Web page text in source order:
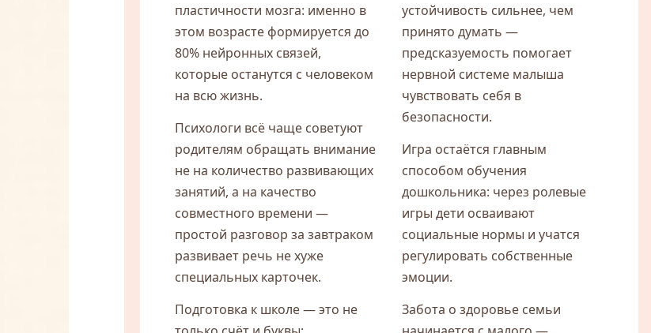
пластичности мозга: именно в
этом возрасте формируется до
80% нейронных связей,
которые останутся с человеком
на всю жизнь.
Психологи всё чаще советуют
родителям обращать внимание
не на количество развивающих
занятий, а на качество
совместного времени —
простой разговор за завтраком
развивает речь не хуже
специальных карточек.
Подготовка к школе — это не
устойчивость сильнее, чем
принято думать —
предсказуемость помогает
нервной системе малыша
чувствовать себя в
безопасности.
Игра остаётся главным
способом обучения
дошкольника: через ролевые
игры дети осваивают
социальные нормы и учатся
регулировать собственные
эмоции.
Забота о здоровье семьи